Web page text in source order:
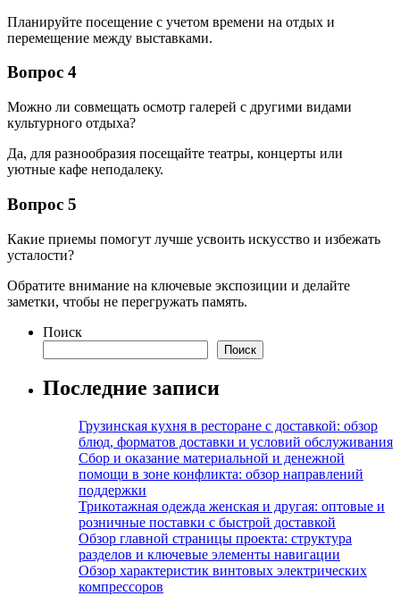
Планируйте посещение с учетом времени на отдых и
перемещение между выставками.
Вопрос 4
Можно ли совмещать осмотр галерей с другими видами
культурного отдыха?
Да, для разнообразия посещайте театры, концерты или
уютные кафе неподалеку.
Вопрос 5
Какие приемы помогут лучше усвоить искусство и избежать
усталости?
Обратите внимание на ключевые экспозиции и делайте
заметки, чтобы не перегружать память.
Поиск
Поиск
Последние записи
Грузинская кухня в ресторане с доставкой: обзор
блюд, форматов доставки и условий обслуживания
Сбор и оказание материальной и денежной
помощи в зоне конфликта: обзор направлений
поддержки
Трикотажная одежда женская и другая: оптовые и
розничные поставки с быстрой доставкой
Обзор главной страницы проекта: структура
разделов и ключевые элементы навигации
Обзор характеристик винтовых электрических
компрессоров